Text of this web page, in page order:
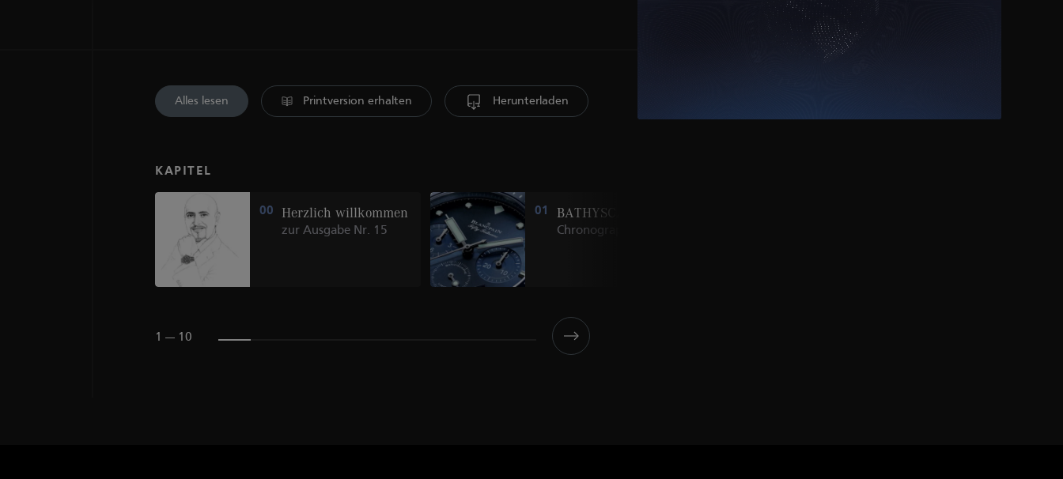
Alles lesen Printversion erhalten Herunterladen
KAPITEL
00 Herzlich willkommen
zur Ausgabe Nr. 15
01 BATHYSCAPHE
Chronographe Flyback
1 --- 10